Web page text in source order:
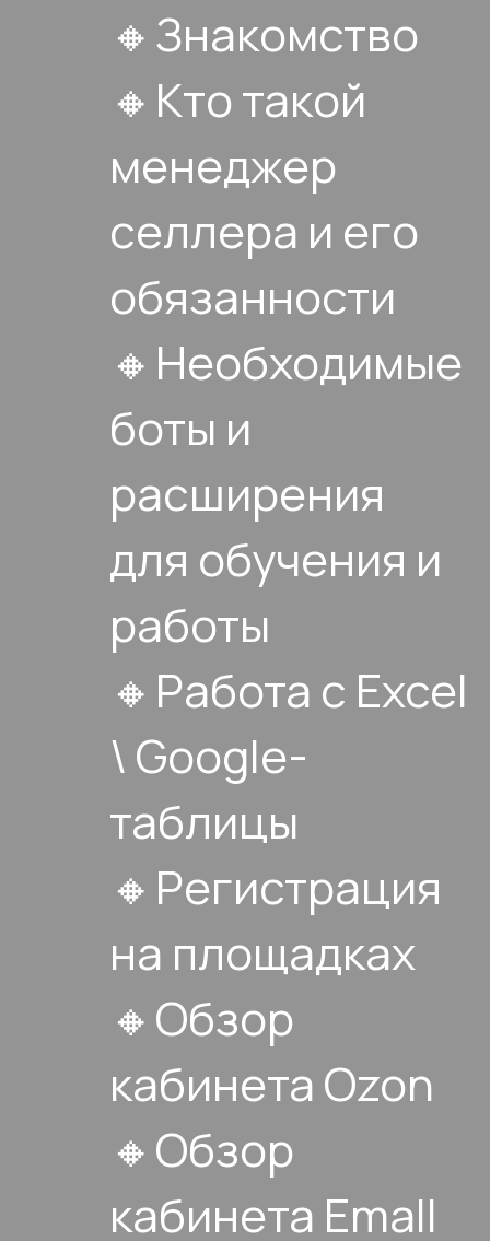
🔸Знакомство
🔸Кто такой
менеджер
селлера и его
обязанности
🔸Необходимые
боты и
расширения
для обучения и
работы
🔸Работа с Excel
\ Google-
таблицы
🔸Регистрация
на площадках
🔸Обзор
кабинета Ozon
🔸Обзор
кабинета Emall